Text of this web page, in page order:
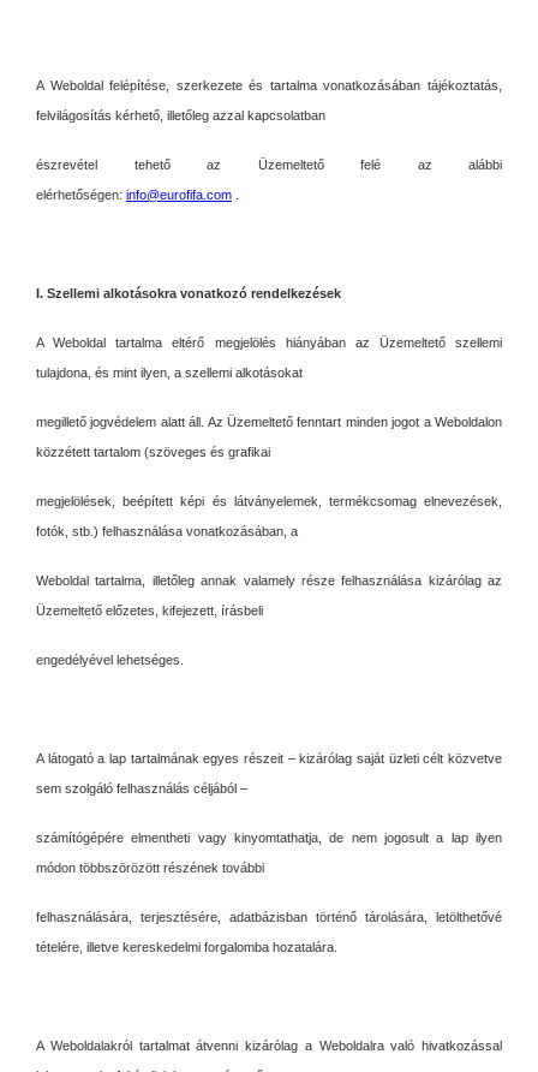
A Weboldal felépítése, szerkezete és tartalma vonatkozásában tájékoztatás,
felvilágosítás kérhető, illetőleg azzal kapcsolatban
észrevétel tehető az Üzemeltető felé az alábbi
elérhetőségen: info@eurofifa.com
I. Szellemi alkotásokra vonatkozó rendelkezések
A Weboldal tartalma eltérő megjelölés hiányában az Üzemeltető szellemi
tulajdona, és mint ilyen, a szellemi alkotásokat
megillető jogvédelem alatt áll. Az Üzemeltető fenntart minden jogot a Weboldalon
közzétett tartalom (szöveges és grafikai
megjelölések, beépített képi és látványelemek, termékcsomag elnevezések,
fotók, stb.) felhasználása vonatkozásában, a
Weboldal tartalma, illetőleg annak valamely része felhasználása kizárólag az
Üzemeltető előzetes, kifejezett, írásbeli
engedélyével lehetséges.
A látogató a lap tartalmának egyes részeit – kizárólag saját üzleti célt közvetve
sem szolgáló felhasználás céljából –
számítógépére elmentheti vagy kinyomtathatja, de nem jogosult a lap ilyen
módon többszörözött részének további
felhasználására, terjesztésére, adatbázisban történő tárolására, letölthetővé
tételére, illetve kereskedelmi forgalomba hozatalára.
A Weboldalakról tartalmat átvenni kizárólag a Weboldalra való hivatkozással